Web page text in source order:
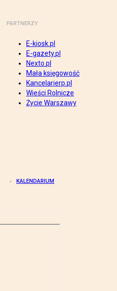
PARTNERZY
E-kiosk.pl
E-gazety.pl
Nexto.pl
Mała księgowość
Kancelarierp.pl
Wieści Rolnicze
Życie Warszawy
KALENDARIUM